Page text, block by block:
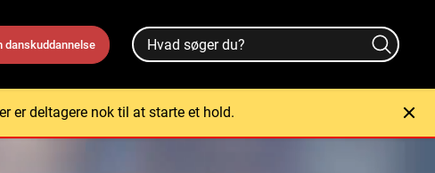
danskuddannelse
er deltagere nok til at starte et hold.